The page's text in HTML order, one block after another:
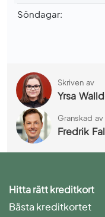
Söndagar:
Skriven av
Yrsa
Granskad av
Fredrik
Hitta rätt kreditkort
Bästa kreditkortet